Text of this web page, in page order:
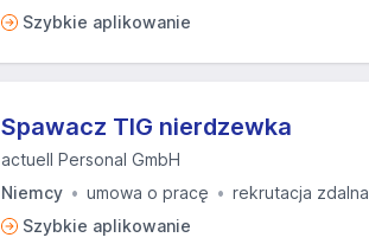
Szybkie aplikowanie
Spawacz TIG nierdzewka
actuell Personal GmbH
Niemcy
umowa o pracę
rekrutacja zdalna
Szybkie aplikowanie